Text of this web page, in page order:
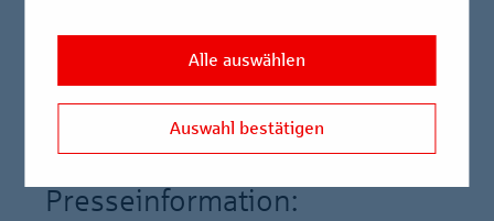
Logistikimmobilien.
Lesen Sie hier die gesamte
Presseinformation:
Alle auswählen
Auswahl bestätigen